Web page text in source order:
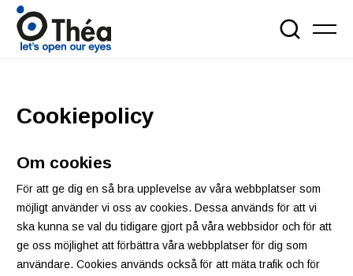
Cookiepolicy
Om cookies
För att ge dig en så bra upplevelse av våra webbplatser som
möjligt använder vi oss av cookies. Dessa används för att vi
ska kunna se val du tidigare gjort på våra webbsidor och för att
ge oss möjlighet att förbättra våra webbplatser för dig som
användare. Cookies används också för att mäta trafik och för